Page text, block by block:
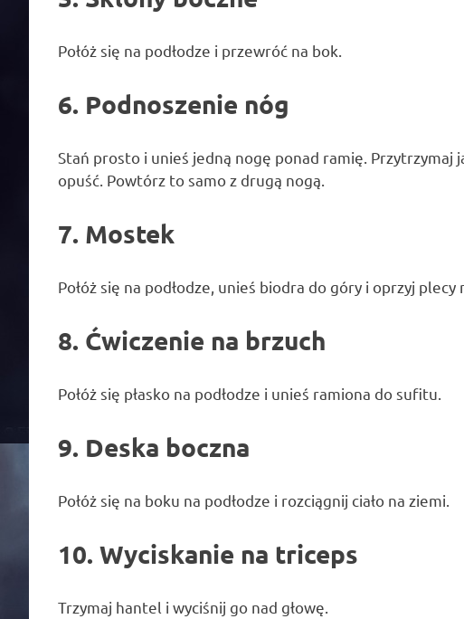
Połóż się na podłodze i przewróć na bok.
6. Podnoszenie nóg
Stań prosto i unieś jedną nogę ponad ramię. Przytrzymaj
opuść. Powtórz to samo z drugą nogą.
7. Mostek
Połóż się na podłodze, unieś biodra do góry i oprzyj plecy
8. Ćwiczenie na brzuch
Połóż się płasko na podłodze i unieś ramiona do sufitu.
9. Deska boczna
Połóż się na boku na podłodze i rozciągnij ciało na ziemi.
10. Wyciskanie na triceps
Trzymaj hantel i wyciśnij go nad głowę.